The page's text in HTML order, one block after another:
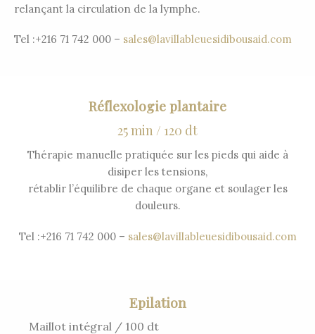
relançant la circulation de la lymphe.
Tel :+216 71 742 000 – sales@lavillableuesidibousaid.com
Réflexologie plantaire
25 min / 120 dt
Thérapie manuelle pratiquée sur les pieds qui aide à
disiper les tensions,
rétablir l’équilibre de chaque organe et soulager les
douleurs.
Tel :+216 71 742 000 – sales@lavillableuesidibousaid.com
Epilation
Maillot intégral / 100 dt